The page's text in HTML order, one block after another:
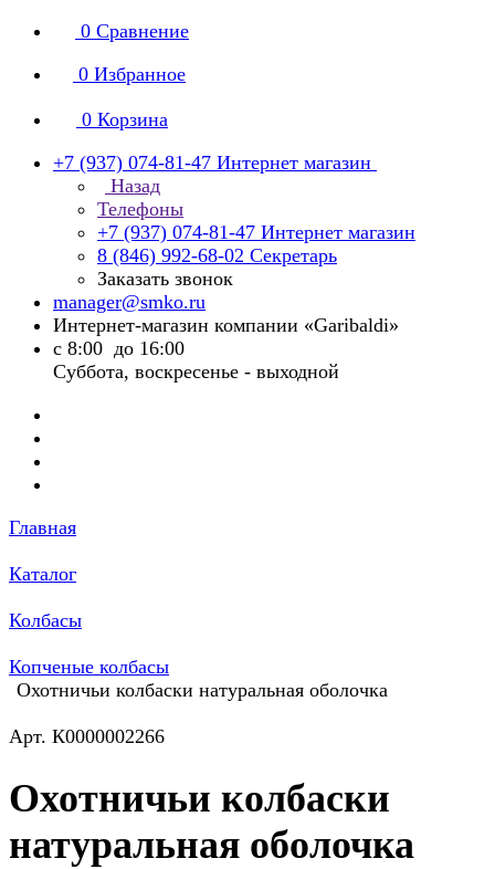
0 Сравнение
0 Избранное
0 Корзина
+7 (937) 074-81-47 Интернет магазин
Назад
Телефоны
+7 (937) 074-81-47 Интернет магазин
8 (846) 992-68-02 Секретарь
Заказать звонок
manager@smko.ru
Интернет-магазин компании «Garibaldi»
с 8:00 до 16:00
Суббота, воскресенье - выходной
Главная
Каталог
Колбасы
Копченые колбасы
Охотничьи колбаски натуральная оболочка
Арт. К0000002266
Охотничьи колбаски
натуральная оболочка